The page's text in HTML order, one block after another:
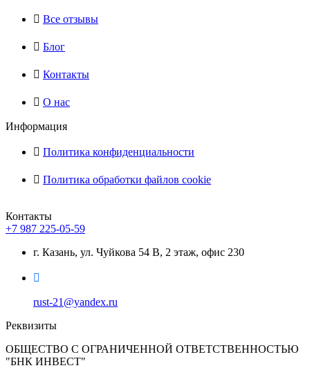
Все отзывы
Блог
Контакты
О нас
Информация
Политика конфиденциальности
Политика обработки файлов cookie
Контакты
+7 987 225-05-59
г. Казань, ул. Чуйкова 54 В, 2 этаж, офис 230
rust-21@yandex.ru
Реквизиты
ОБЩЕСТВО С ОГРАНИЧЕННОЙ ОТВЕТСТВЕННОСТЬЮ
"БНК ИНВЕСТ"